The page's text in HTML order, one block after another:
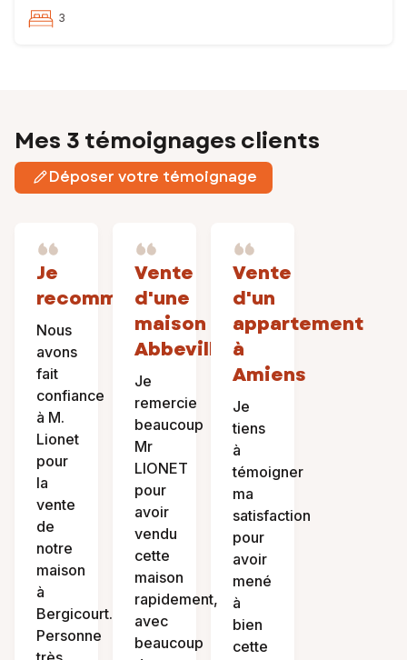
3
Mes 3 témoignages clients
Déposer votre témoignage
Je
recommande
Nous
avons
fait
confiance
à M.
Lionet
pour
la
vente
de
notre
maison
à
Bergicourt.
Personne
Vente
d'une
maison
Abbevilloise
Je
remercie
beaucoup
Mr
LIONET
pour
avoir
vendu
cette
maison
rapidement,
avec
beaucoup
Vente
d'un
appartement
à
Amiens
Je
tiens
à
témoigner
ma
satisfaction
pour
avoir
mené
à
bien
cette